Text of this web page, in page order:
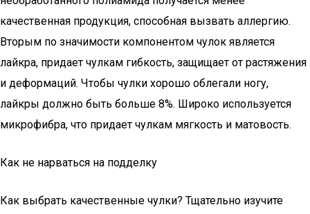
качественная продукция, способная вызвать аллергию.
Вторым по значимости компонентом чулок является
лайкра, придает чулкам гибкость, защищает от растяжения
и деформаций. Чтобы чулки хорошо облегали ногу,
лайкры должно быть больше 8%. Широко используется
микрофибра, что придает чулкам мягкость и матовость.
Как не нарваться на подделку
Как выбрать качественные чулки? Тщательно изучите